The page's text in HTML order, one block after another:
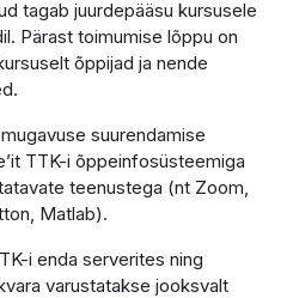
tagab juurdepääsu kursusele
Pärast toimumise lõppu on
õppijad ja nende
suurendamise
TTK-i õppeinfosüsteemiga
teenustega (nt Zoom,
Matlab).
i enda serverites ning
varustatakse jooksvalt